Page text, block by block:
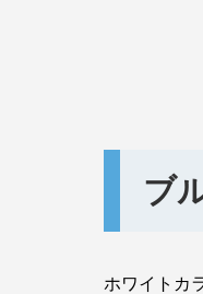
ブ
ホワイトカ